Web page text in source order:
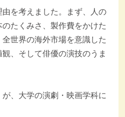
を考えました。まず、人の
たくみさ、製作費をかけた
世界の海外市場を意識した
、そして俳優の演技のうま
、大学の演劇・映画学科に